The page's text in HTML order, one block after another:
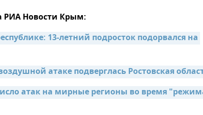
РИА Новости Крым:
13-летний подросток подорвался на
атаке подверглась Ростовская
атак на мирные регионы во время